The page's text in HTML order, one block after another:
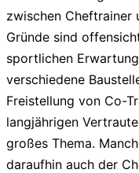
zwischen Cheftrainer
Gründe sind
sportlichen
verschiedene
Freistellung von Co-
langjährigen
großes Thema.
daraufhin auch der